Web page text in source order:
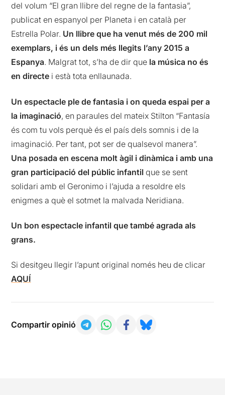
del volum “El gran llibre del regne de la fantasia”,
publicat en espanyol per Planeta i en català per
Estrella Polar. Un llibre que ha venut més de 200 mil
exemplars, i és un dels més llegits l’any 2015 a
Espanya. Malgrat tot, s’ha de dir que la música no és
en directe i està tota enllaunada.
Un espectacle ple de fantasia i on queda espai per a
la imaginació, en paraules del mateix Stilton “Fantasía
és com tu vols perquè és el país dels somnis i de la
imaginació. Per tant, pot ser de qualsevol manera”.
Una posada en escena molt àgil i dinàmica i amb una
gran participació del públic infantil que se sent
solidari amb el Geronimo i l’ajuda a resoldre els
enigmes a què el sotmet la malvada Neridiana.
Un bon espectacle infantil que també agrada als
grans.
Si desitgeu llegir l’apunt original només heu de clicar
AQUÍ
Compartir opinió